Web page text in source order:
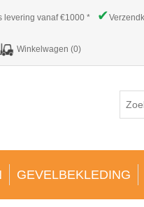
levering vanaf €1000 * ✔
Winkelwagen (0)
GEVELBEKLEDING